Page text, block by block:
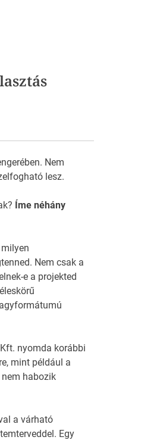
Nem
lesz.
Íme néhány
Nem csak a
e a projekted
nyomda korábbi
mint például a
habozik
a várható
Egy